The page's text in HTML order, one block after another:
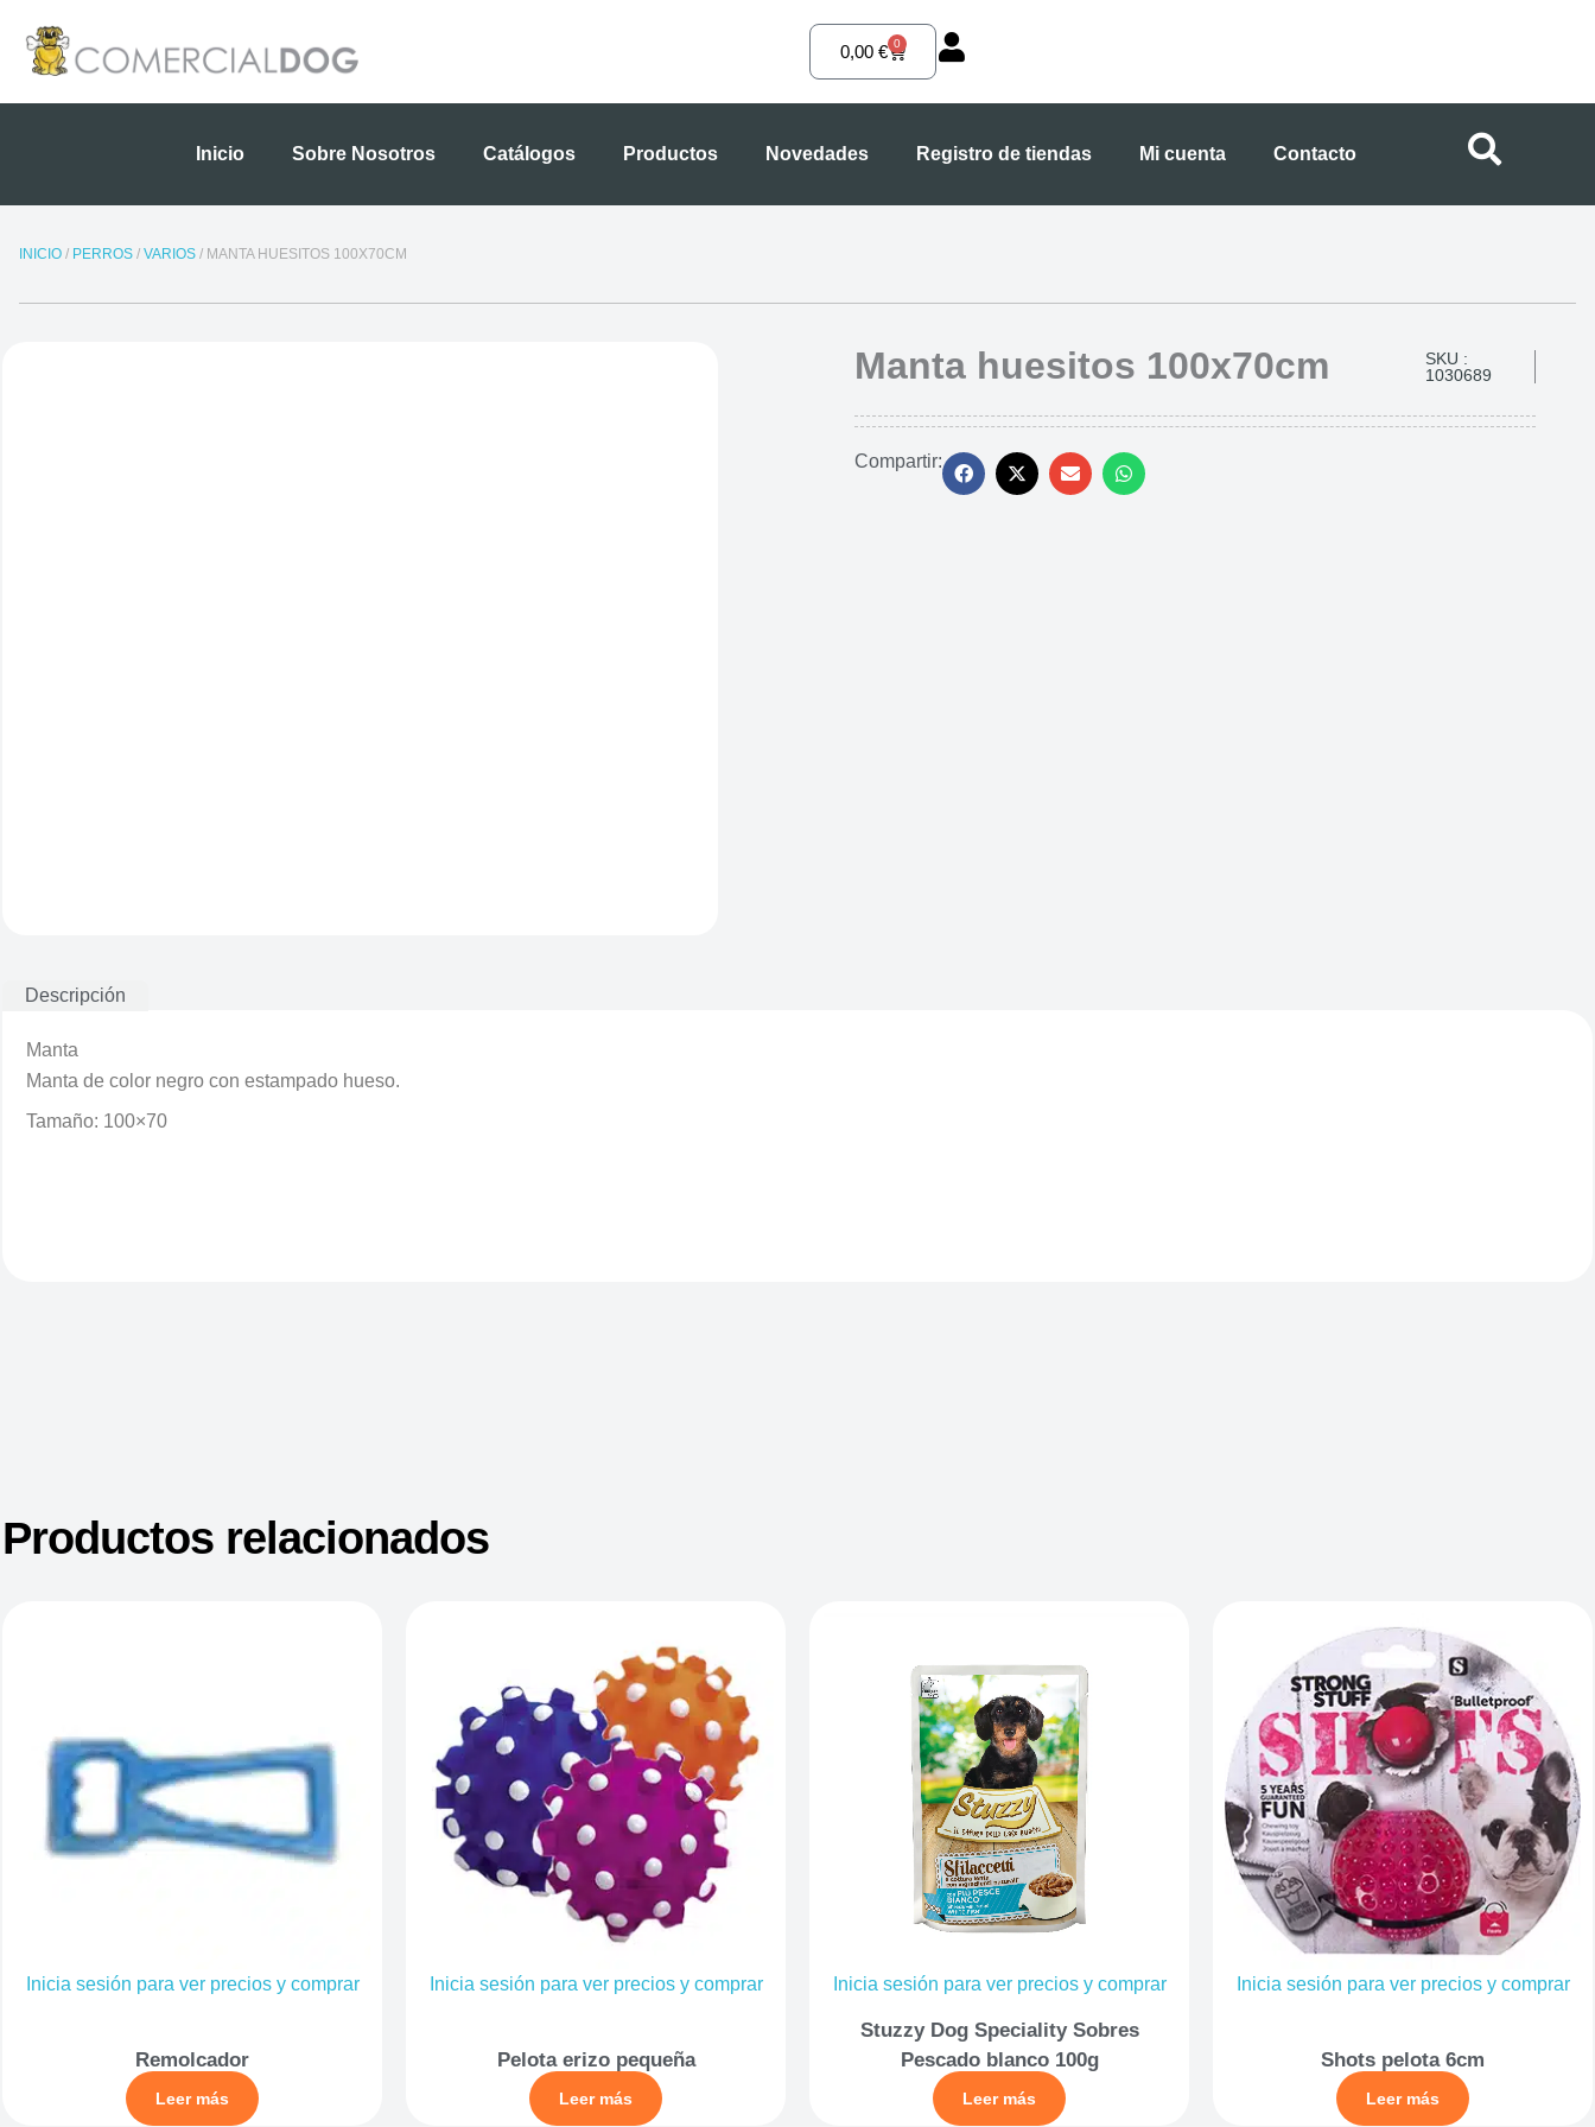
contenido
0,00 € 0
Carrito
Inicio Sobre Nosotros Catálogos Productos Novedades Registro de tiendas Mi cuenta Contacto
INICIO / PERROS / VARIOS / MANTA HUESITOS 100X70CM
Manta huesitos 100x70cm
SKU :
1030689
Compartir:
Descripción
Manta
Manta de color negro con estampado hueso.
Tamaño: 100×70
Productos relacionados
Inicia sesión para ver precios y comprar
Remolcador
Leer más
Inicia sesión para ver precios y comprar
Pelota erizo pequeña
Leer más
Inicia sesión para ver precios y comprar
Stuzzy Dog Speciality Sobres
Pescado blanco 100g
Leer más
Inicia sesión para ver precios y comprar
Shots pelota 6cm
Leer más